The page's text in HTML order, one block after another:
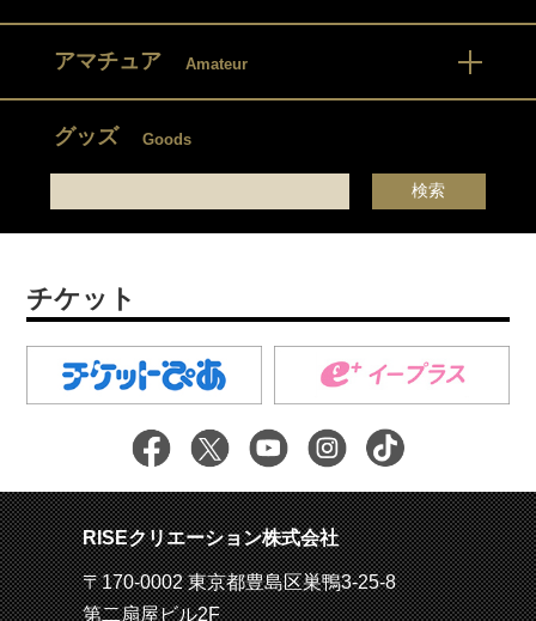
アマチュア Amateur
グッズ Goods
チケット
RISEクリエーション株式会社
〒170-0002 東京都豊島区巣鴨3-25-8
第二扇屋ビル2F